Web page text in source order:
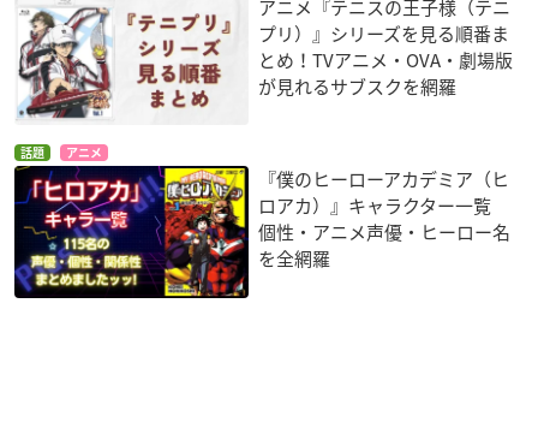
アニメ『テニスの王子様（テニ
プリ）』シリーズを見る順番ま
とめ！TVアニメ・OVA・劇場版
が見れるサブスクを網羅
話題 アニメ
『僕のヒーローアカデミア（ヒ
ロアカ）』キャラクター一覧
個性・アニメ声優・ヒーロー名
を全網羅